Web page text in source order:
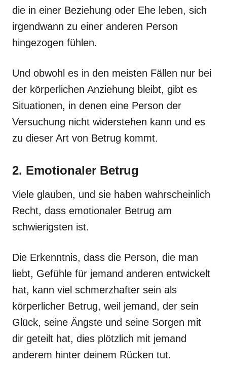
die in einer Beziehung oder Ehe leben, sich
irgendwann zu einer anderen Person
hingezogen fühlen.
Und obwohl es in den meisten Fällen nur bei
der körperlichen Anziehung bleibt, gibt es
Situationen, in denen eine Person der
Versuchung nicht widerstehen kann und es
zu dieser Art von Betrug kommt.
2. Emotionaler Betrug
Viele glauben, und sie haben wahrscheinlich
Recht, dass emotionaler Betrug am
schwierigsten ist.
Die Erkenntnis, dass die Person, die man
liebt, Gefühle für jemand anderen entwickelt
hat, kann viel schmerzhafter sein als
körperlicher Betrug, weil jemand, der sein
Glück, seine Ängste und seine Sorgen mit
dir geteilt hat, dies plötzlich mit jemand
anderem hinter deinem Rücken tut.